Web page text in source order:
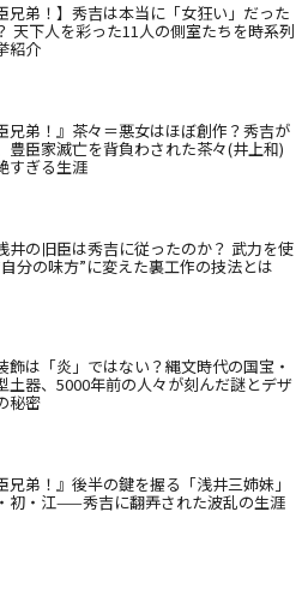
兄弟！】秀吉は本当に「女狂い」だった
天下人を彩った11人の側室たちを時系列
紹介
兄弟！』茶々＝悪女はほぼ創作？秀吉が
豊臣家滅亡を背負わされた茶々(井上和)
すぎる生涯
井の旧臣は秀吉に従ったのか？ 武力を使
分の味方”に変えた裏工作の技法とは
飾は「炎」ではない？縄文時代の国宝・
土器、5000年前の人々が刻んだ謎とデザ
秘密
兄弟！』後半の鍵を握る「浅井三姉妹」
初・江——秀吉に翻弄された波乱の生涯